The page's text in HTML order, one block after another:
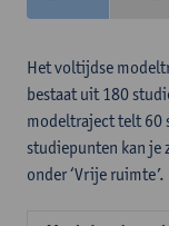
Het voltijdse
bestaat uit 180
modeltraject telt 60
studiepunten kan je
onder ‘Vrije ruimte’.